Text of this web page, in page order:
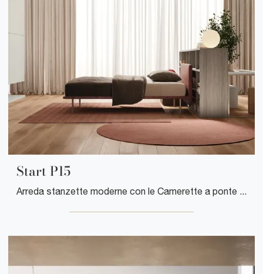
Start P15
Arreda stanzette moderne con le Camerette a ponte Clever! Il modello Start P15 in laccato opaco è per ragazzi.